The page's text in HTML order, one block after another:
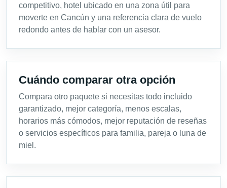
competitivo, hotel ubicado en una zona útil para
moverte en Cancún y una referencia clara de vuelo
redondo antes de hablar con un asesor.
Cuándo comparar otra opción
Compara otro paquete si necesitas todo incluido
garantizado, mejor categoría, menos escalas,
horarios más cómodos, mejor reputación de reseñas
o servicios específicos para familia, pareja o luna de
miel.